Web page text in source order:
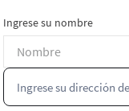
Ingrese su nombre